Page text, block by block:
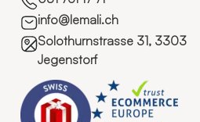
info@lemali.ch
Solothurnstrasse 31, 3303
Jegenstorf